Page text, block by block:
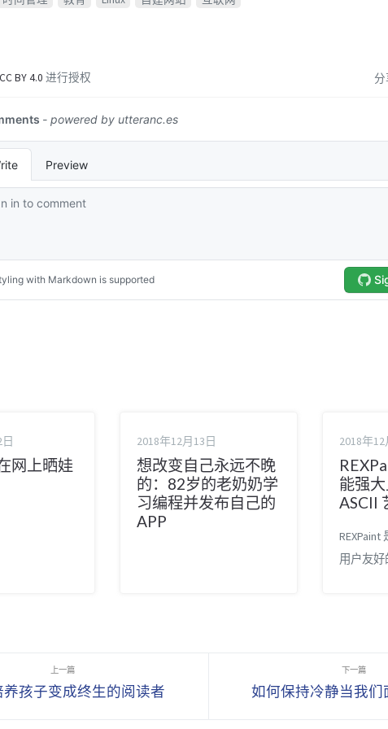
CC BY 4.0 进行授权
网上晒娃
2018年12月13日
想改变自己永远不晚
的：82岁的老奶奶学
习编程并发布自己的
APP
2018年
能强
ASCII
用户友好
面试所
密知识
养孩子变成终生的阅读者 如何保持冷静当我们